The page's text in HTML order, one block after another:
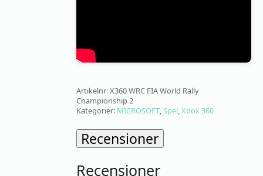
Artikelnr:X360 WRC FIA World Rally
Championship 2
Kategorier: MICROSOFT Spel Xbox 360
Recensioner
Recensioner